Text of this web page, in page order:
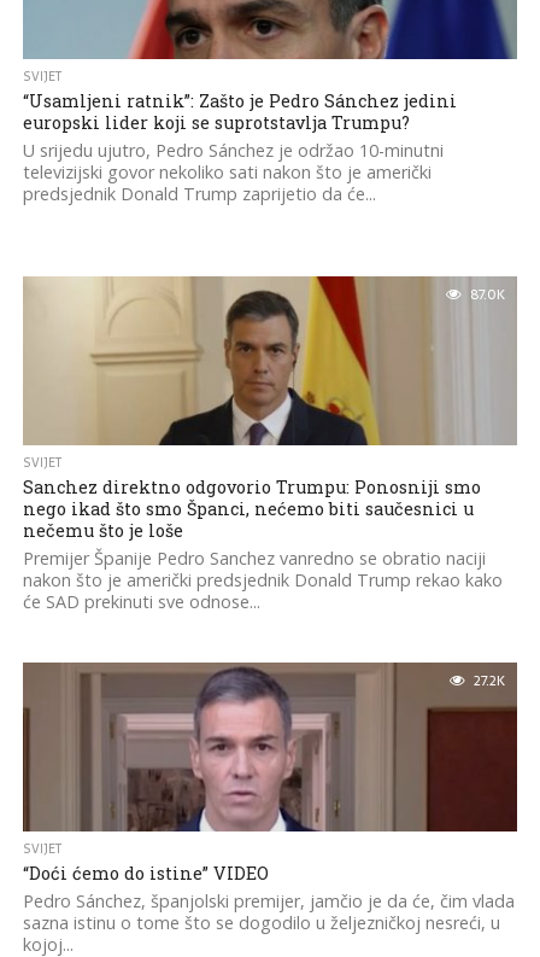
SVIJET
“Usamljeni ratnik”: Zašto je Pedro Sánchez jedini
europski lider koji se suprotstavlja Trumpu?
U srijedu ujutro, Pedro Sánchez je održao 10-minutni
televizijski govor nekoliko sati nakon što je američki
predsjednik Donald Trump zaprijetio da će...
87.0K
SVIJET
Sanchez direktno odgovorio Trumpu: Ponosniji smo
nego ikad što smo Španci, nećemo biti saučesnici u
nečemu što je loše
Premijer Španije Pedro Sanchez vanredno se obratio naciji
nakon što je američki predsjednik Donald Trump rekao kako
će SAD prekinuti sve odnose...
27.2K
SVIJET
“Doći ćemo do istine” VIDEO
Pedro Sánchez, španjolski premijer, jamčio je da će, čim vlada
sazna istinu o tome što se dogodilo u željezničkoj nesreći, u
kojoj...